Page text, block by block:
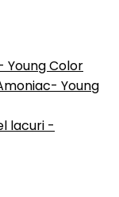
Young Color
Young
lacuri -